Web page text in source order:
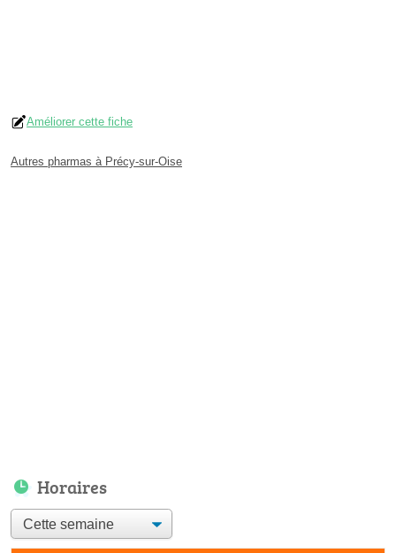
Améliorer cette fiche
Autres pharmas à Précy-sur-Oise
Horaires